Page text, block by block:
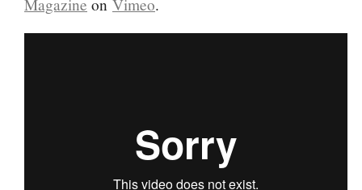
Magazine on Vimeo.